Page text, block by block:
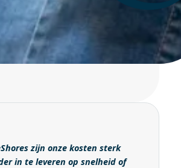
zonder
intern
zijn onze kosten sterk
in te leveren op snelheid of